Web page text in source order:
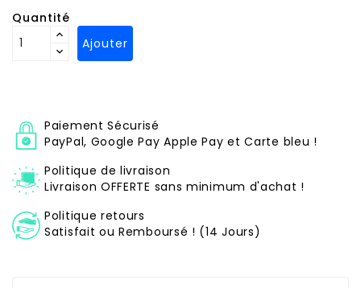
Quantité
Ajouter
Paiement Sécurisé
PayPal, Google Pay Apple Pay et Carte bleu !
Politique de livraison
Livraison OFFERTE sans minimum d'achat !
Politique retours
Satisfait ou Remboursé ! (14 Jours)